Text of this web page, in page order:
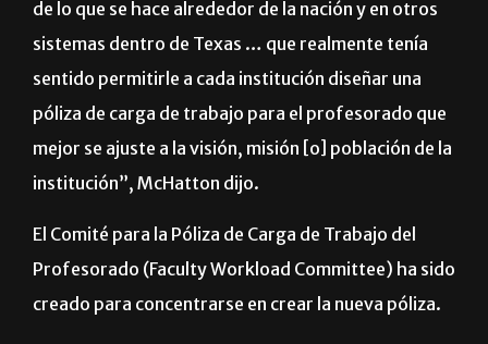
“UT System determinó que, basado en un análisis
de lo que se hace alrededor de la nación y en otros
sistemas dentro de Texas … que realmente tenía
sentido permitirle a cada institución diseñar una
póliza de carga de trabajo para el profesorado que
mejor se ajuste a la visión, misión [o] población de la
institución”, McHatton dijo.
El Comité para la Póliza de Carga de Trabajo del
Profesorado (Faculty Workload Committee) ha sido